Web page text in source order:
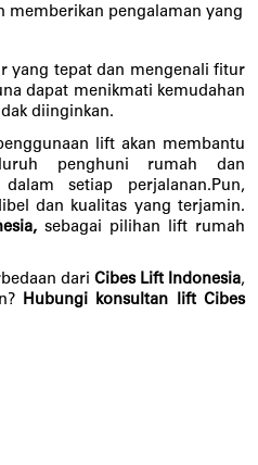
memberikan pengalaman yang
yang tepat dan mengenali fitur
dapat menikmati kemudahan
diinginkan.
lift akan membantu
penghuni rumah dan
setiap perjalanan.Pun,
dan kualitas yang terjamin.
sebagai pilihan lift rumah
dari Cibes Lift Indonesia,
Hubungi konsultan lift Cibes